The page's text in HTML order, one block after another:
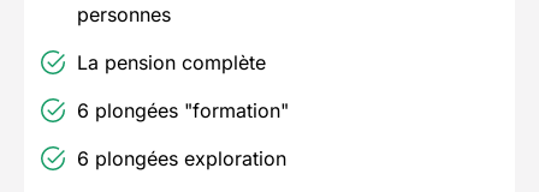
personnes
La pension complète
6 plongées "formation"
6 plongées exploration